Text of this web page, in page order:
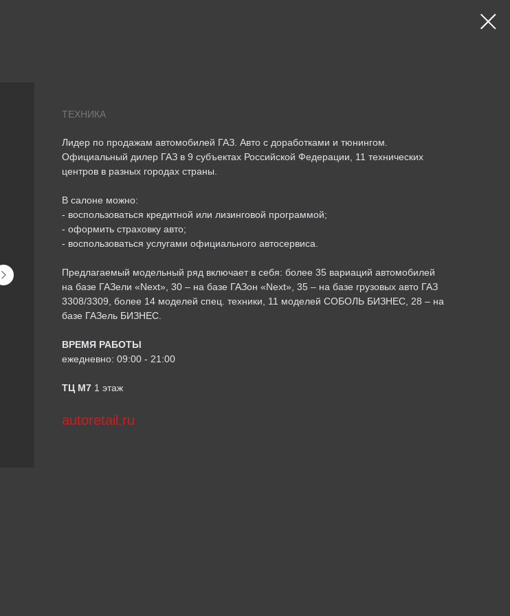
ТЕХНИКА
Лидер по продажам автомобилей ГАЗ. Авто с доработками и тюнингом.
Официальный дилер ГАЗ в 9 субъектах Российской Федерации, 11 технических
центров в разных городах страны.
В салоне можно:
- воспользоваться кредитной или лизинговой программой;
- оформить страховку авто;
- воспользоваться услугами официального автосервиса.
Предлагаемый модельный ряд включает в себя: более 35 вариаций автомобилей
на базе ГАЗели «Next», 30 – на базе ГАЗон «Next», 35 – на базе грузовых авто ГАЗ
3308/3309, более 14 моделей спец. техники, 11 моделей СОБОЛЬ БИЗНЕС, 28 – на
базе ГАЗель БИЗНЕС.
ВРЕМЯ РАБОТЫ
ежедневно: 09:00 - 21:00
ТЦ М7 1 этаж
autoretail.ru